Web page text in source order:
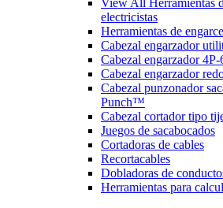
View All Herramientas
electricistas
Herramientas de
Cabezal engarzador
Cabezal engarzador
Cabezal engarzador
Cabezal punzonador
Punch™
Cabezal cortador tipo
Juegos de sacabocados
Cortadoras de cables
Recortacables
Dobladoras de
Herramientas para